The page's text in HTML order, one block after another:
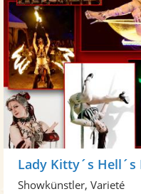
Lady Kitty´s Hell´s
Showkünstler, Varieté